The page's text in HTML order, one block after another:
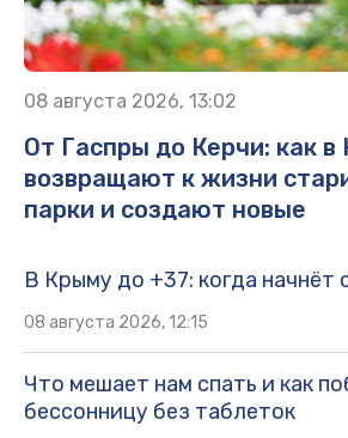
08 августа 2026, 13:02
От Гаспры до Керчи: как
возвращают к жизни
парки и создают новые
В Крыму до +37: когда начнёт
08 августа 2026, 12:15
Что мешает нам спать и как
бессонницу без таблеток